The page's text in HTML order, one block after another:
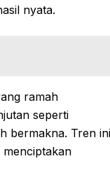
nyata.
ramah
seperti
bermakna. Tren ini
menciptakan